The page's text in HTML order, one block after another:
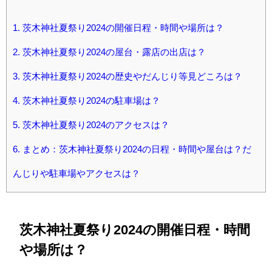
1. 茨木神社夏祭り2024の開催日程・時間や場所は？
2. 茨木神社夏祭り2024の屋台・露店の出店は？
3. 茨木神社夏祭り2024の歴史やだんじり等見どころは？
4. 茨木神社夏祭り2024の駐車場は？
5. 茨木神社夏祭り2024のアクセスは？
6. まとめ：茨木神社夏祭り2024の日程・時間や屋台は？だ
んじりや駐車場やアクセスは？
茨木神社夏祭り2024の開催日程・時間
や場所は？